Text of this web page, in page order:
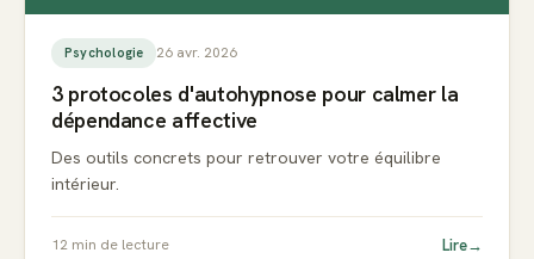
Psychologie 26 avr. 2026
3 protocoles d'autohypnose pour calmer la
dépendance affective
Des outils concrets pour retrouver votre équilibre
intérieur.
12 min de lecture Lire→